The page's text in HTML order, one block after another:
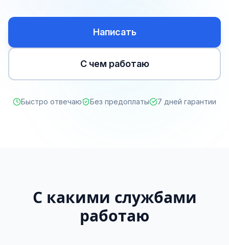
Написать
С чем работаю
Быстро отвечаю Без предоплаты 7 дней гарантии
С какими службами
работаю